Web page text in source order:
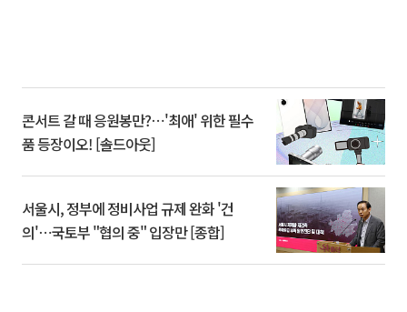
콘서트 갈 때 응원봉만?⋯'최애' 위한 필수
품 등장이오! [솔드아웃]
서울시, 정부에 정비사업 규제 완화 '건
의'⋯국토부 "협의 중" 입장만 [종합]